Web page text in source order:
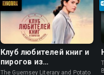
Клуб любителей книг и
пирогов из
картофельных
The Guernsey Literary and Potato